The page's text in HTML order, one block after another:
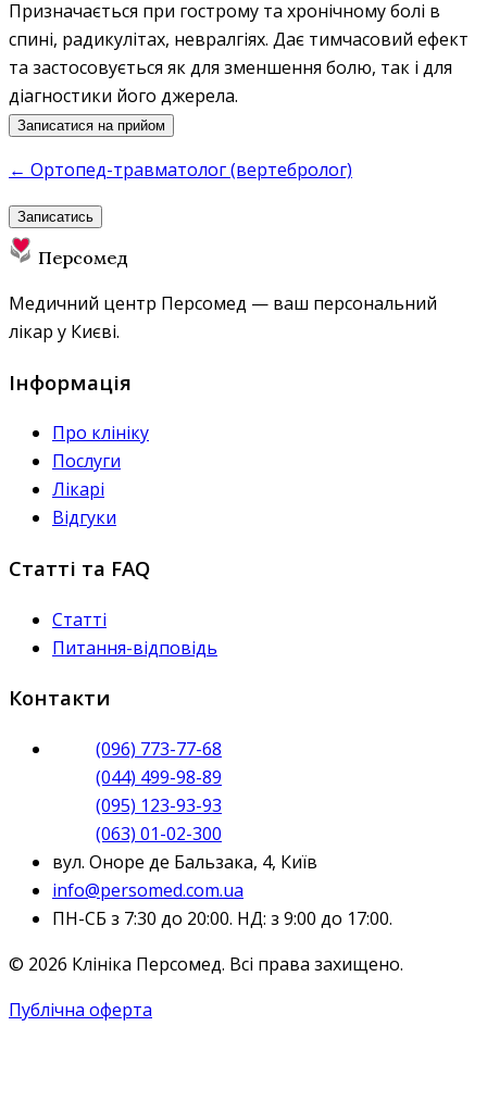
Призначається при гострому та хронічному болі в
спині, радикулітах, невралгіях. Дає тимчасовий ефект
та застосовується як для зменшення болю, так і для
діагностики його джерела.
Записатися на прийом
← Ортопед-травматолог (вертебролог)
Записатись
Персомед
Медичний центр Персомед — ваш персональний
лікар у Києві.
Інформація
Про клініку
Послуги
Лікарі
Відгуки
Статті та FAQ
Статті
Питання-відповідь
Контакти
(096) 773-77-68
(044) 499-98-89
(095) 123-93-93
(063) 01-02-300
вул. Оноре де Бальзака, 4, Київ
info@persomed.com.ua
ПН-СБ з 7:30 до 20:00. НД: з 9:00 до 17:00.
© 2026 Клініка Персомед. Всі права захищено.
Публічна оферта